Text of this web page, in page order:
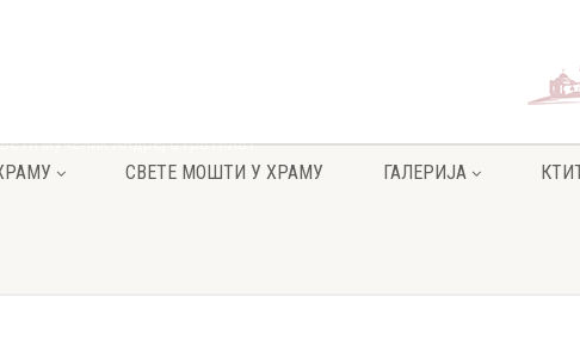
СВЕТЕ МОШТИ У ХРАМУ ГАЛЕРИЈА
мученик Андреј Стратилат